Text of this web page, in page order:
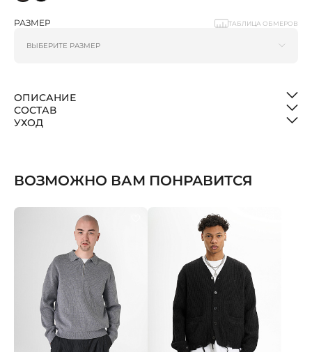
РАЗМЕР ТАБЛИЦА ОБМЕРОВ
ОПИСАНИЕ
СОСТАВ
УХОД
ВОЗМОЖНО ВАМ ПОНРАВИТСЯ